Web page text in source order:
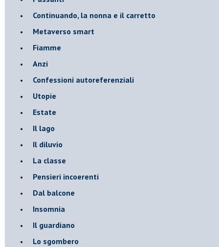
Continuando, la nonna e il carretto
Metaverso smart
Fiamme
Anzi
Confessioni autoreferenziali
Utopie
Estate
Il lago
Il diluvio
La classe
Pensieri incoerenti
Dal balcone
Insomnia
Il guardiano
Lo sgombero